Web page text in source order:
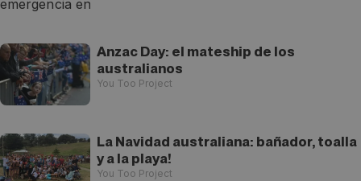
Anzac Day: el mateship de los
australianos
You Too Project
La Navidad australiana: bañador, toalla
y a la playa!
You Too Project